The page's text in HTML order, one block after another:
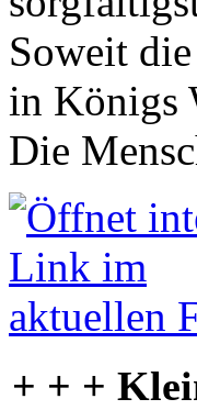
Soweit
in Königs
Die
+ + +